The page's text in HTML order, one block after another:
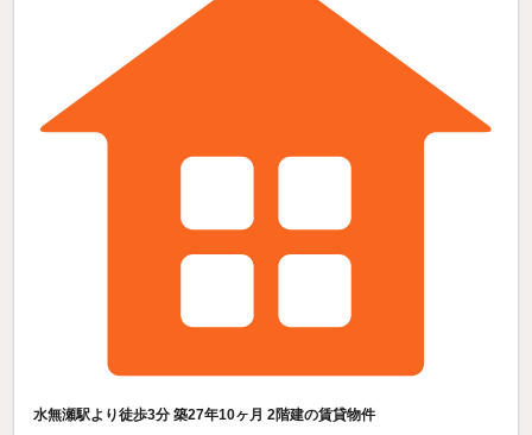
水無瀬駅より徒歩3分 築27年10ヶ月 2階建の賃貸物件